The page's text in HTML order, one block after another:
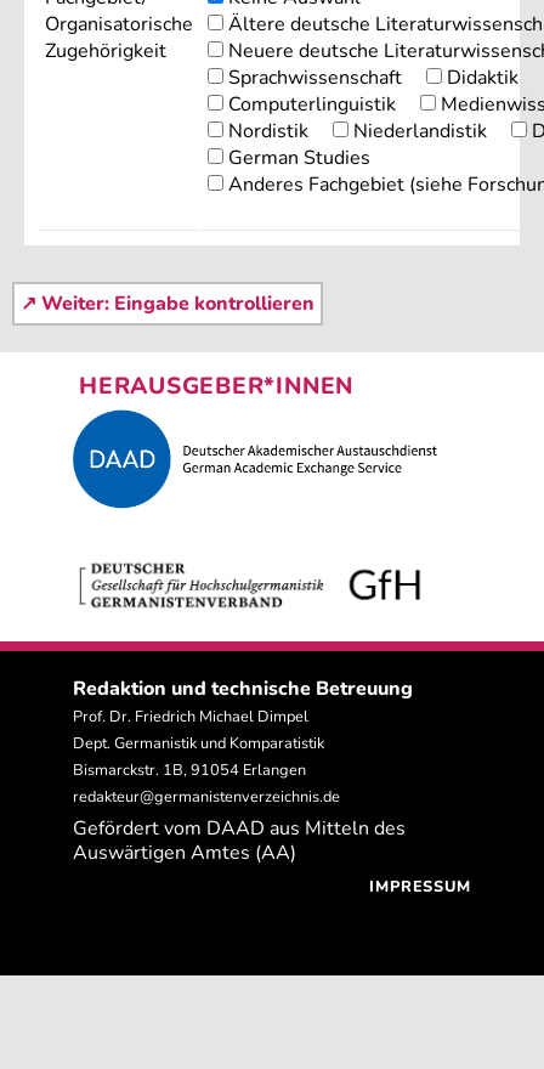
Organisatorische
Zugehörigkeit
Ältere deutsche
Neuere deutsche
Sprachwissenschaft
Didaktik
Computerlinguistik
Nordistik
Niederlandistik
German Studies
Anderes Fachgebiet (siehe
HERAUSGEBER*INNEN
Redaktion und technische Betreuung
Prof. Dr. Friedrich Michael Dimpel
Dept. Germanistik und Komparatistik
Bismarckstr. 1B, 91054 Erlangen
redakteur@germanistenverzeichnis.de
Gefördert vom DAAD aus Mitteln des
Auswärtigen Amtes (AA)
IMPRESSUM